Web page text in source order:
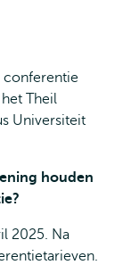
conferentie
Theil
Universiteit
houden
2025. Na